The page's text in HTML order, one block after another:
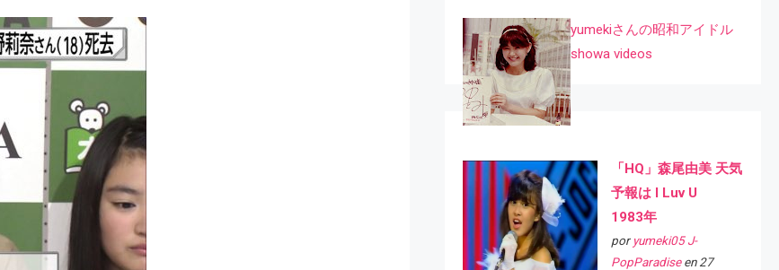
yumekiさんの昭和アイドル
showa videos
「HQ」森尾由美 天気
予報は I Luv U
1983年
por yumeki05 J-
PopParadiseen 27